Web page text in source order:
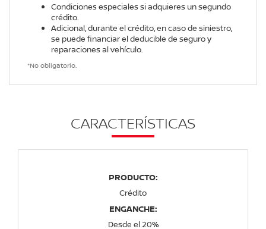
Condiciones especiales si adquieres un segundo
crédito.
Adicional, durante el crédito, en caso de siniestro,
se puede financiar el deducible de seguro y
reparaciones al vehículo.
*No obligatorio.
CARACTERÍSTICAS
PRODUCTO:
Crédito
ENGANCHE:
Desde el 20%